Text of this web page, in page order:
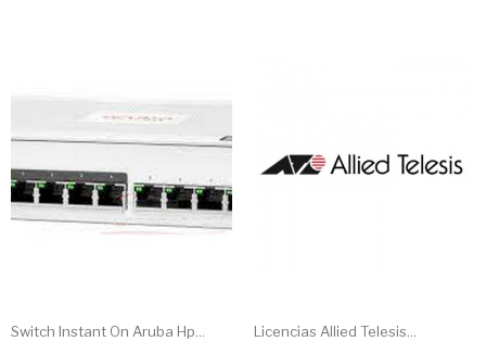
Switch Instant On Aruba Hp...
Licencias Allied Telesis...